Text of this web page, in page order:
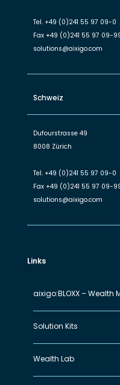
Tel. +49 (0)241 55 97 09-0
Fax +49 (0)241 55 97 09-
solutions@aixigo.com
Schweiz
Dufourstrasse 49
8008 Zürich
Tel. +49 (0)241 55 97 09-0
Fax +49 (0)241 55 97 09-
solutions@aixigo.com
Links
aixigo:BLOXX –
Solution Kits
Wealth Lab